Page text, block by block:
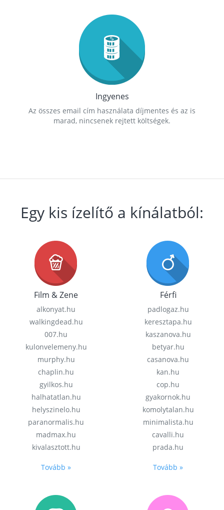
Ingyenes
Az összes email cím használata díjmentes és az is
marad, nincsenek rejtett költségek.
Egy kis ízelítő a kínálatból:
Film & Zene
alkonyat.hu
walkingdead.hu
007.hu
kulonvelemeny.hu
murphy.hu
chaplin.hu
gyilkos.hu
halhatatlan.hu
helyszinelo.hu
paranormalis.hu
madmax.hu
kivalasztott.hu
Tovább »
Férfi
padlogaz.hu
keresztapa.hu
kaszanova.hu
betyar.hu
casanova.hu
kan.hu
cop.hu
gyakornok.hu
komolytalan.hu
minimalista.hu
cavalli.hu
prada.hu
Tovább »